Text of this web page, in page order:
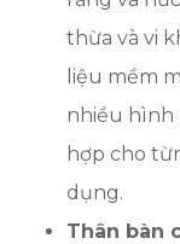
thừa và vi
liệu mềm
nhiều hình
hợp cho
dụng.
Thân bàn